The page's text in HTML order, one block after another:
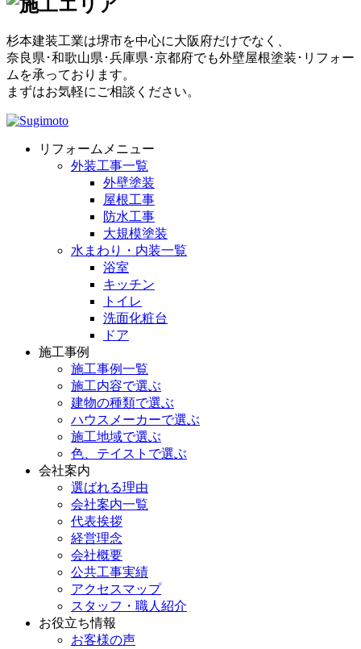
杉本建装工業は堺市を中心に大阪府だけでなく、
奈良県･和歌山県･兵庫県･京都府でも外壁屋根塗装･リフォー
ムを承っております。
まずはお気軽にご相談ください。
リフォームメニュー
外装工事一覧
外壁塗装
屋根工事
防水工事
大規模塗装
水まわり・内装一覧
浴室
キッチン
トイレ
洗面化粧台
ドア
施工事例
施工事例一覧
施工内容で選ぶ
建物の種類で選ぶ
ハウスメーカーで選ぶ
施工地域で選ぶ
色、テイストで選ぶ
会社案内
選ばれる理由
会社案内一覧
代表挨拶
経営理念
会社概要
公共工事実績
アクセスマップ
スタッフ・職人紹介
お役立ち情報
お客様の声